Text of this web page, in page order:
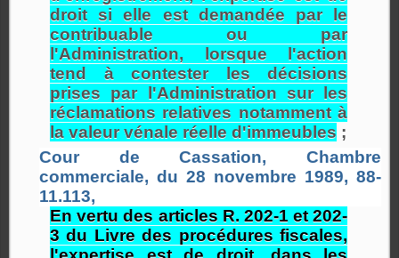
droit si elle est demandée par le
contribuable ou par
l'Administration, lorsque l'action
tend à contester les décisions
prises par l'Administration sur les
réclamations relatives notamment à
la valeur vénale réelle d'immeubles ;
Cour de Cassation, Chambre
commerciale, du 28 novembre 1989, 88-
11.113,
En vertu des articles R. 202-1 et 202-
3 du Livre des procédures fiscales,